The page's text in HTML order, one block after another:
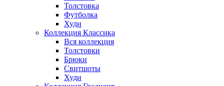
Толстовка
Футболка
Худи
Коллекция Классика
Вся коллекция
Толстовки
Брюки
Свитшоты
Худи